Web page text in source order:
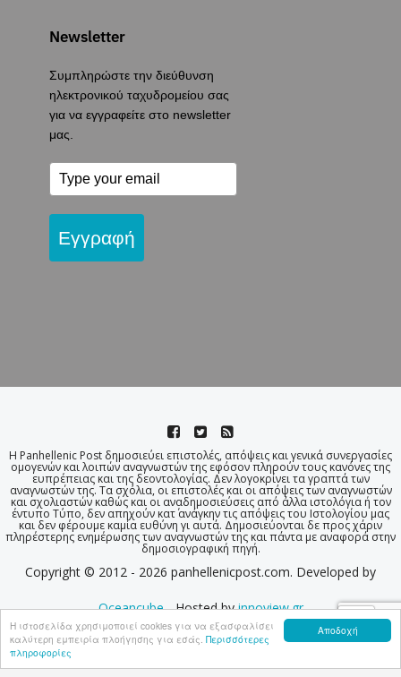
Αποδοχή
Η ιστοσελίδα χρησιμοποιεί cookies για να εξασφαλίσει
καλύτερη εμπειρία πλοήγησης για εσάς. Περισσότερες
πληροφορίες
Newsletter
Συμπληρώστε την διεύθυνση
ηλεκτρονικού ταχυδρομείου σας
για να εγγραφείτε στο newsletter
μας.
Εγγραφή
Η Panhellenic Post δημοσιεύει επιστολές, απόψεις και γενικά συνεργασίες
ομογενών και λοιπών αναγνωστών της εφόσον πληρούν τους κανόνες της
ευπρέπειας και της δεοντολογίας. Δεν λογοκρίνει τα γραπτά των
αναγνωστών της. Τα σχόλια, οι επιστολές και οι απόψεις των αναγνωστών
και σχολιαστών καθώς και οι αναδημοσιεύσεις από άλλα ιστολόγια ή τον
έντυπο Τύπο, δεν απηχούν κατ΄ ανάγκην τις απόψεις του Ιστολογίου μας
και δεν φέρουμε καμία ευθύνη γι αυτά. Δημοσιεύονται δε προς χάριν
πληρέστερης ενημέρωσης των αναγνωστών της και πάντα με αναφορά στην
δημοσιογραφική πηγή.
Copyright © 2012 - 2026 panhellenicpost.com. Developed by
Oceancube- Hosted byinnoview.gr